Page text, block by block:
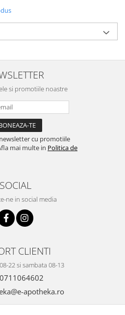
si promotiile noastre
cu promotiile
mai multe in Politica de
SOCIAL
ne in social media
CLIENTI
22 si sambata 08-13
0711064602
apotheka.ro